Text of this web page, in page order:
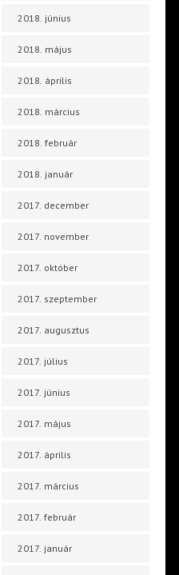
2018. június
2018. május
2018. április
2018. március
2018. február
2018. január
2017. december
2017. november
2017. október
2017. szeptember
2017. augusztus
2017. július
2017. június
2017. május
2017. április
2017. március
2017. február
2017. január